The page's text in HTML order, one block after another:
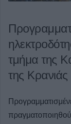
τμήμα της
της Κρανιάς